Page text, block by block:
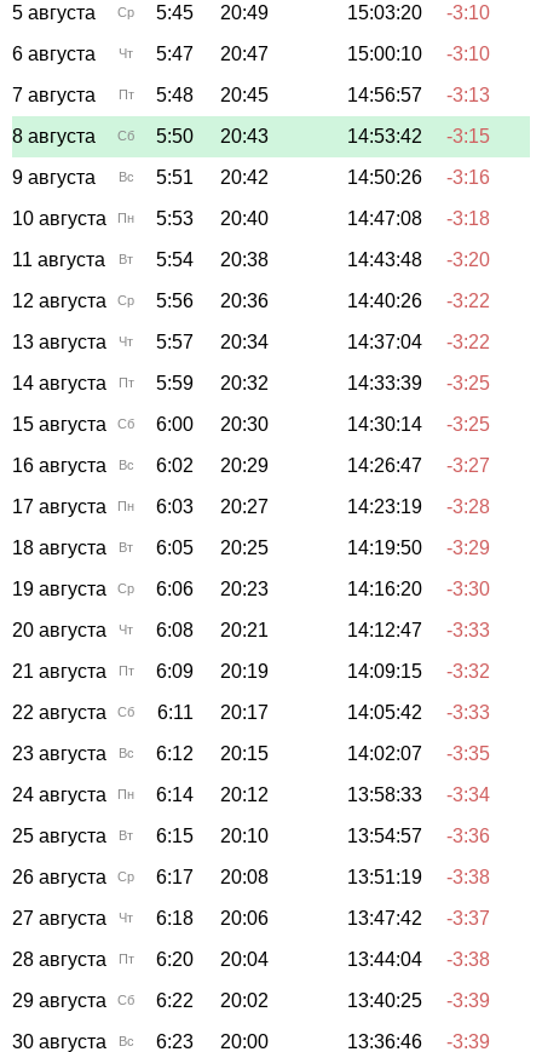
5 августа
Ср 5:45 20:49 15:03:20
-3:10
6 августа
Чт 5:47 20:47 15:00:10
-3:10
7 августа
Пт 5:48 20:45 14:56:57
-3:13
8 августа
Сб 5:50 20:43 14:53:42
-3:15
9 августа
Вс 5:51 20:42 14:50:26
-3:16
10 августа
Пн 5:53 20:40 14:47:08
-3:18
11 августа
Вт 5:54 20:38 14:43:48
-3:20
12 августа
Ср 5:56 20:36 14:40:26
-3:22
13 августа
Чт 5:57 20:34 14:37:04
-3:22
14 августа
Пт 5:59 20:32 14:33:39
-3:25
15 августа
Сб 6:00 20:30 14:30:14
-3:25
16 августа
Вс 6:02 20:29 14:26:47
-3:27
17 августа
Пн 6:03 20:27 14:23:19
-3:28
18 августа
Вт 6:05 20:25 14:19:50
-3:29
19 августа
Ср 6:06 20:23 14:16:20
-3:30
20 августа
Чт 6:08 20:21 14:12:47
-3:33
21 августа
Пт 6:09 20:19 14:09:15
-3:32
22 августа
Сб 6:11 20:17 14:05:42
-3:33
23 августа
Вс 6:12 20:15 14:02:07
-3:35
24 августа
Пн 6:14 20:12 13:58:33
-3:34
25 августа
Вт 6:15 20:10 13:54:57
-3:36
26 августа
Ср 6:17 20:08 13:51:19
-3:38
27 августа
Чт 6:18 20:06 13:47:42
-3:37
28 августа
Пт 6:20 20:04 13:44:04
-3:38
29 августа
Сб 6:22 20:02 13:40:25
-3:39
30 августа
Вс 6:23 20:00 13:36:46 -3:39